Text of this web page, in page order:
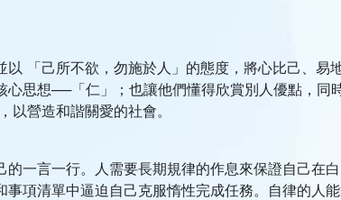
「己所不欲，勿施於人」的態度，將心比己、易
心思想──「仁」；也讓他們懂得欣賞別人優點，同
以營造和諧關愛的社會。
的一言一行。人需要長期規律的作息來保證自己在
事項清單中逼迫自己克服惰性完成任務。自律的人